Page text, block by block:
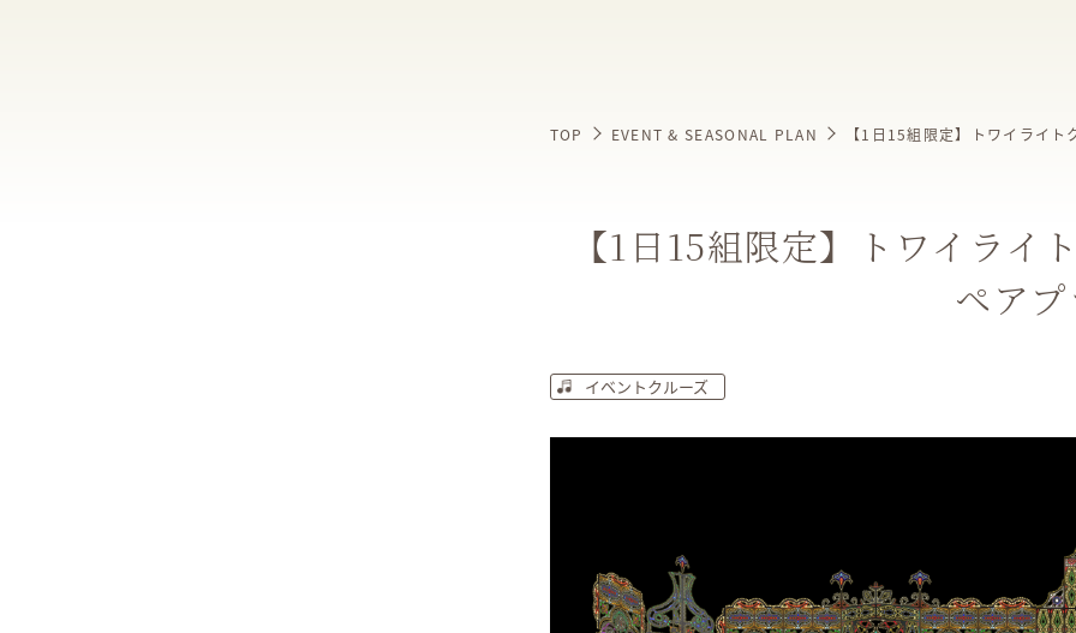
TOP EVENT & SEASONAL PLAN 【1日15組限定】トワイライ
【1日15組限定】トワイライ
ペア
イベントクルーズ